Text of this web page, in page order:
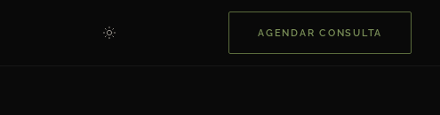
AGENDAR CONSULTA